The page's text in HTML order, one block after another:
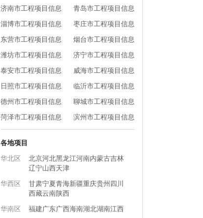
济南市工程项目信息
青岛市工程项目信息
淄博市工程项目信息
枣庄市工程项目信息
东营市工程项目信息
烟台市工程项目信息
潍坊市工程项目信息
济宁市工程项目信息
泰安市工程项目信息
威海市工程项目信息
日照市工程项目信息
临沂市工程项目信息
德州市工程项目信息
聊城市工程项目信息
菏泽市工程项目信息
滨州市工程项目信息
各地项目
华北区
北京河北黑龙江河南内蒙古吉林
辽宁山西天津
华西区
甘肃宁夏青海新疆重庆贵州四川
西藏云南陕西
华南区
福建广东广西海南湖北湖南江西